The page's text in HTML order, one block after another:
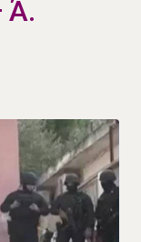
Ά.